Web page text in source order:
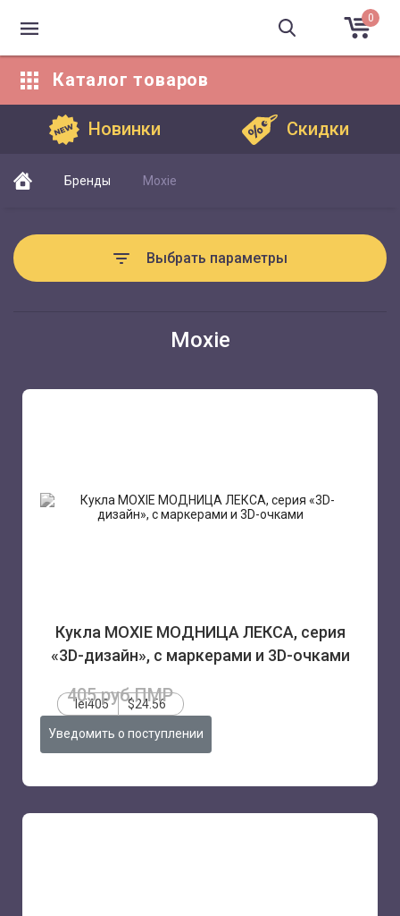
0
Каталог товаров
Новинки Скидки
Бренды Moxie
Выбрать параметры
Moxie
Кукла MOXIE МОДНИЦА ЛЕКСА, серия
«3D-дизайн», с маркерами и 3D-очками
405 руб.ПМР
lei405 $24.56
Уведомить о поступлении